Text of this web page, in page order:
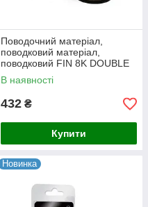
Поводочний матеріал,
поводковий матеріал,
поводковий FIN 8K DOUBLE
20m/камуфляж 15lbs
В наявності
432 ₴
Купити
Новинка